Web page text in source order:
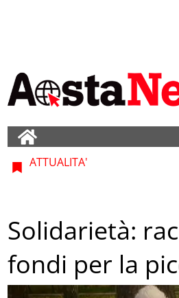
ATTUALITA'
Solidarietà:
fondi per la